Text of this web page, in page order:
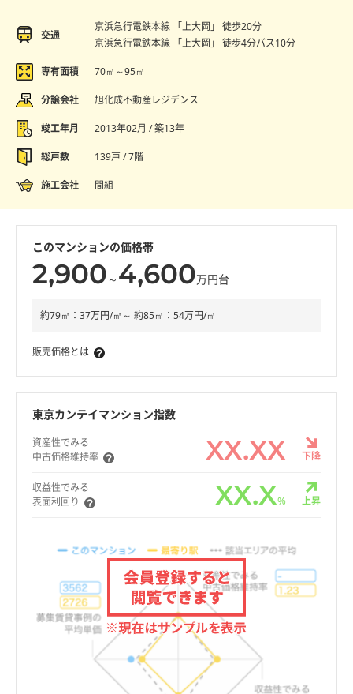
交通
京浜急行電鉄本線 「上大岡」 徒歩20分
京浜急行電鉄本線 「上大岡」 徒歩4分バス10分
専有面積 70㎡～95㎡
分譲会社 旭化成不動産レジデンス
竣工年月 2013年02月 / 築13年
総戸数 139戸 / 7階
施工会社 間組
このマンションの価格帯
2,900 ～ 4,600万円台
約79㎡：37万円/㎡～ 約85㎡：54万円/㎡
販売価格とは
東京カンテイマンション指数
資産性でみる
中古価格維持率
XX.XX 下降
収益性でみる
表面利回り
XX.X% 上昇